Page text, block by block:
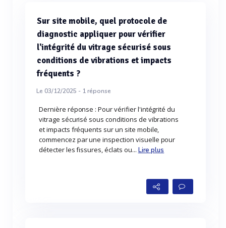
Sur site mobile, quel protocole de
diagnostic appliquer pour vérifier
l'intégrité du vitrage sécurisé sous
conditions de vibrations et impacts
fréquents ?
Le 03/12/2025 - 1réponse
Dernière réponse : Pour vérifier l'intégrité du
vitrage sécurisé sous conditions de vibrations
et impacts fréquents sur un site mobile,
commencez par une inspection visuelle pour
détecter les fissures, éclats ou... Lire plus